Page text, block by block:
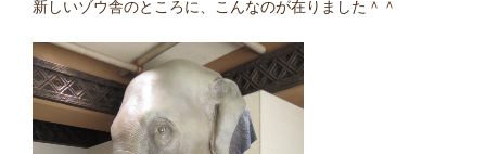
新しいゾウ舎のところに、こんなのが在りました＾＾